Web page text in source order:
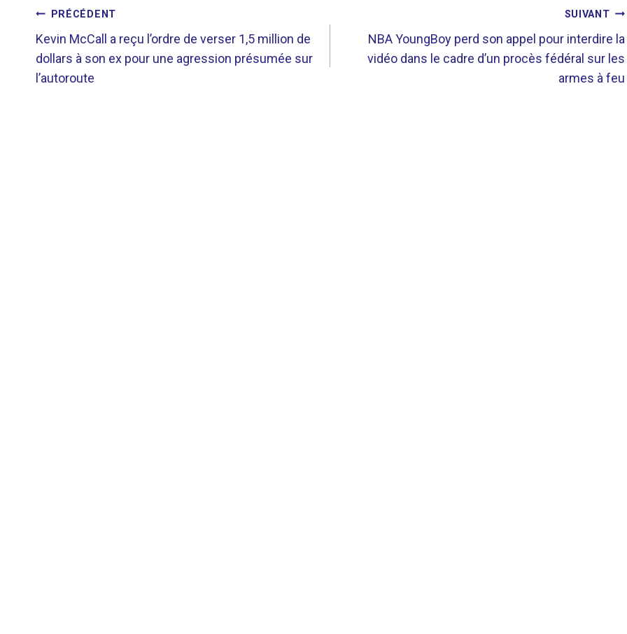
NAVIGATION
DE
L’ARTICLE
PRÉCÉDENT
Kevin McCall a reçu l’ordre de verser 1,5 million de
dollars à son ex pour une agression présumée sur
l’autoroute
SUIVANT
NBA YoungBoy perd son appel pour interdire la
vidéo dans le cadre d’un procès fédéral sur les
armes à feu